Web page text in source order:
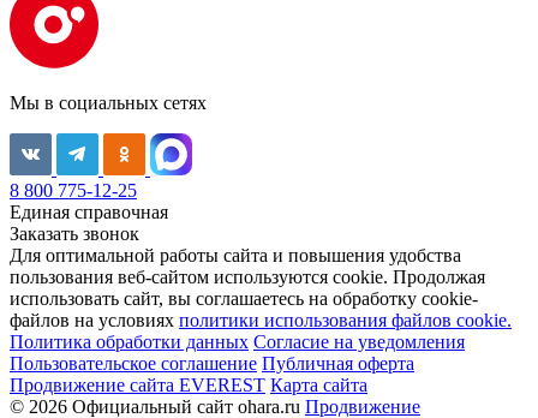
Мы в социальных сетях
8 800 775-12-25
Единая справочная
Заказать звонок
Для оптимальной работы сайта и повышения удобства
пользования веб-сайтом используются cookie. Продолжая
использовать сайт, вы соглашаетесь на обработку cookie-
файлов на условиях политики использования файлов cookie.
Политика обработки данных Согласие на уведомления
Пользовательское соглашение Публичная оферта
Продвижение сайта EVEREST Карта сайта
© 2026 Официальный сайт ohara.ru Продвижение